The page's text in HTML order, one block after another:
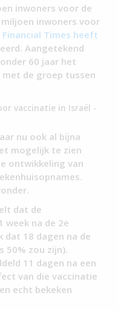
inwoners voor de
inwoners voor
Financial Times heeft
Aangetekend
60 jaar het
de groep tussen
nu ook al bijna
mogelijk te zien
ontwikkeling van
dat de
week na de 2e
dat 18 dagen na de
50% zou zijn).
11 dagen na een
van die vaccinatie
echt bekeken